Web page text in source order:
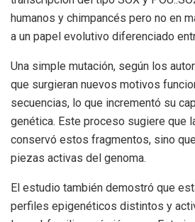
humanos y chimpancés pero no en
a un papel evolutivo diferenciado
Una simple mutación, según los
que surgieran nuevos motivos
secuencias, lo que incrementó su
genética. Este proceso sugiere que
conservó estos fragmentos, sino
piezas activas del genoma.
El estudio también demostró que
perfiles epigenéticos distintos y